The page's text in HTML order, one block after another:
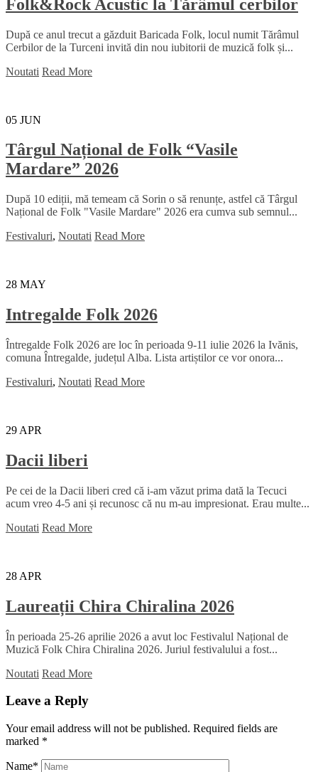
Folk&Rock Acustic la Tărâmul cerbilor
După ce anul trecut a găzduit Baricada Folk, locul numit Tărâmul
Cerbilor de la Turceni invită din nou iubitorii de muzică folk și...
Noutati Read More
05 JUN
Târgul Național de Folk “Vasile
Mardare” 2026
După 10 ediții, mă temeam că Sorin o să renunțe, astfel că Târgul
Național de Folk "Vasile Mardare" 2026 era cumva sub semnul...
Festivaluri, Noutati Read More
28 MAY
Intregalde Folk 2026
Întregalde Folk 2026 are loc în perioada 9-11 iulie 2026 la Ivănis,
comuna Întregalde, județul Alba. Lista artiștilor ce vor onora...
Festivaluri, Noutati Read More
29 APR
Dacii liberi
Pe cei de la Dacii liberi cred că i-am văzut prima dată la Tecuci
acum vreo 4-5 ani și recunosc că nu m-au impresionat. Erau multe...
Noutati Read More
28 APR
Laureații Chira Chiralina 2026
În perioada 25-26 aprilie 2026 a avut loc Festivalul Național de
Muzică Folk Chira Chiralina 2026. Juriul festivalului a fost...
Noutati Read More
Leave a Reply
Your email address will not be published. Required fields are
marked *
Name*